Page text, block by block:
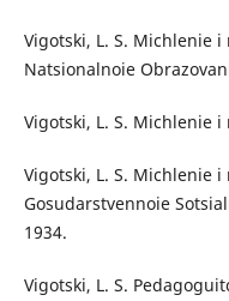
Vigotski, L. S. Michlenie
Natsionalnoie
Vigotski, L. S. Michlenie
Vigotski, L. S. Michlenie
Gosudarstvennoie
1934.
Vigotski, L. S.